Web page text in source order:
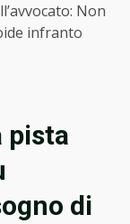
Non
infranto
pista
di